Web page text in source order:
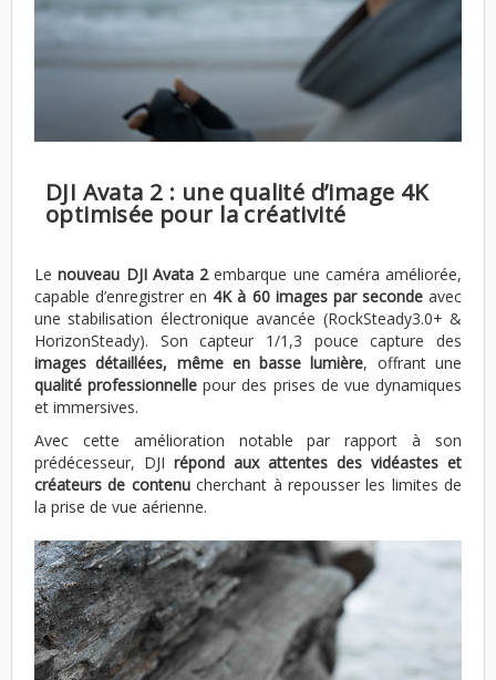
DJI Avata 2 : une qualité d’image 4K
optimisée pour la créativité
Lenouveau DJI Avata 2embarque une caméra améliorée,
capable d’enregistrer en 4K à 60 images par secondeavec
une stabilisation électronique avancée (RockSteady3.0+ &
HorizonSteady). Son capteur 1/1,3 pouce capture des
images détaillées, même en basse lumière, offrant une
qualité professionnelle pour des prises de vue dynamiques
et immersives.
Avec cette amélioration notable par rapport à son
prédécesseur, DJI répond aux attentes des vidéastes et
créateurs de contenucherchant à repousser les limites de
la prise de vue aérienne.